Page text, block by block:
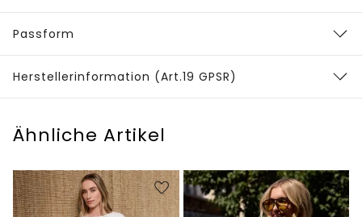
Passform
Herstellerinformation (Art.19 GPSR)
Ähnliche Artikel